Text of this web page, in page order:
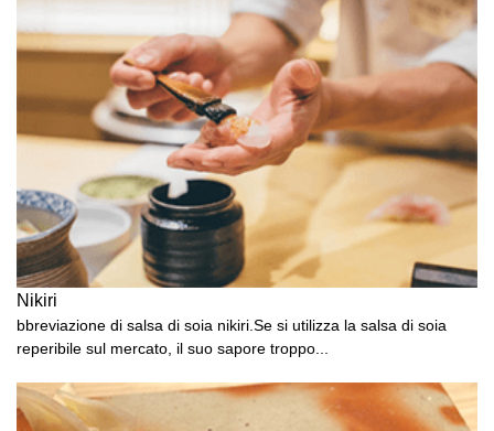
Nikiri
bbreviazione di salsa di soia nikiri.Se si utilizza la salsa di soia
reperibile sul mercato, il suo sapore troppo...